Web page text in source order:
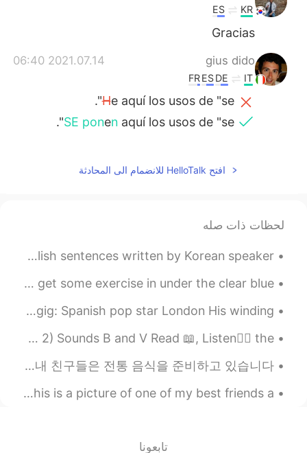
KR
ES
Gracias
gius dido
2021.07.14 06:40
IT
DE
ES
FR
He aquí los usos de "se".
SE ponenaquí los usos de "se".
افتح HelloTalk للانضمام الى المحادثة
لحظات ذات صله
I just understood something about Korean by analyzing English sentences written by Korean speaker...
While on my hour lunch break, I took the opportunity to get some exercise in under the clear blue...
LISTENING TO THE NEW YORK TIMES 🇺🇸 A rapper's latest gig: Spanish pop star London His winding...
🇺🇸ENGLISH PRONUNCIATION PRACTICE 1)Voice / No voice & 2) Sounds B and V Read 📖, Listen👂🏻 the...
오늘은 친구들과 설날에 대해 배우고 있습니다. Today I am learning about 설날 with my friends. 내 친구들은 전통 음식을 준비하고 있습니다....
I love cleaning and finding cute little treasures 🥰 This is a picture of one of my best friends a...
تابعونا